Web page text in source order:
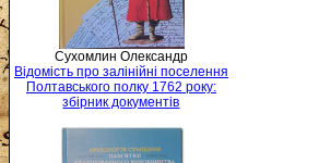
Сухомлин Олександр
Відомість про залінійні поселення
Полтавського полку 1762 року:
збірник документів